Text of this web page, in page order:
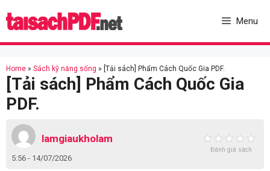
to
Menu
Home » Sách kỹ năng sống » [Tải sách] Phẩm Cách Quốc Gia PDF.
[Tải sách] Phẩm Cách Quốc Gia
PDF.
lamgiaukholam
5:56 - 14/07/2026
Đánh giá sách